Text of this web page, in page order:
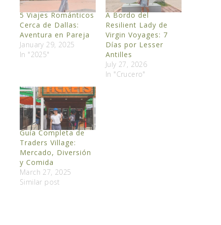
5 Viajes Románticos
Cerca de Dallas:
Aventura en Pareja
January 29, 2025
In "2025"
A Bordo del
Resilient Lady de
Virgin Voyages: 7
Días por Lesser
Antilles
July 27, 2026
In "Crucero"
Guía Completa de
Traders Village:
Mercado, Diversión
y Comida
March 27, 2025
Similar post